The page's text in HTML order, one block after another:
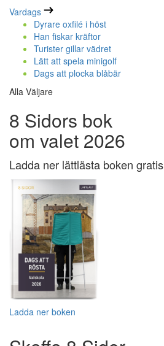
Vardags
Dyrare oxfilé i höst
Han fiskar kräftor
Turister gillar vädret
Lätt att spela minigolf
Dags att plocka blåbär
Alla Väljare
8 Sidors bok
om valet 2026
Ladda ner lättlästa boken gratis
Ladda ner boken